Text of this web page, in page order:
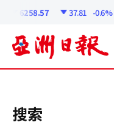
6258.57 37.81 -0.6%
搜索